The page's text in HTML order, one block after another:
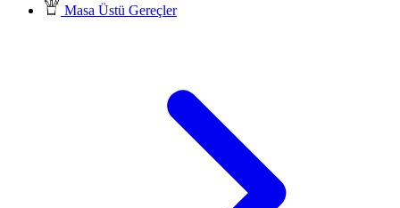
Masa Üstü Gereçler